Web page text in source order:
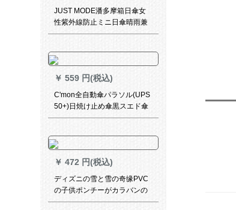
JUST MODE潘多摩箱日傘女
性紫外線防止ミニ日傘晴雨兼
用傘防水パラソル軽さ折りた
￥ 559 円(税込)
C'mon全自動傘パラソル(UPS
50+)日焼け止め傘黒スエド傘
折れたみみ晴雨兼用傘女性紫
￥ 472 円(税込)
ディズニの雪と雪の奇缘PVC
の子供ポンチーがカラバンの
位のつばを持つことになって